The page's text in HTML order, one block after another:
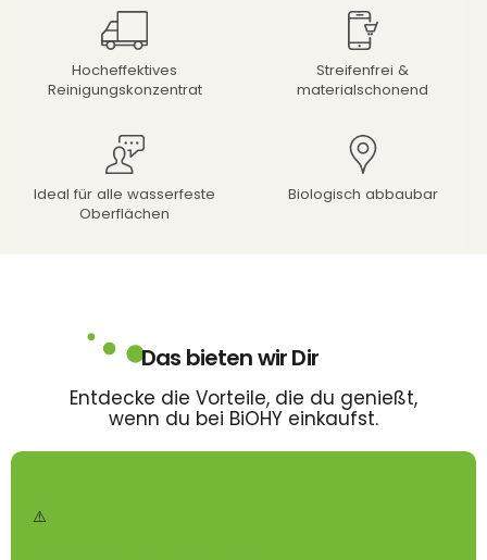
Hocheffektives
Reinigungskonzentrat
Streifenfrei &
materialschonend
Ideal für alle wasserfeste
Oberflächen
Biologisch abbaubar
Das bieten wir Dir
Entdecke die Vorteile, die du genießt,
wenn du bei BiOHY einkaufst.